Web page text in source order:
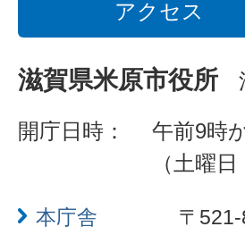
アクセス
滋賀県米原市役所
開庁日時：
午前9時
（土曜
本庁舎
〒